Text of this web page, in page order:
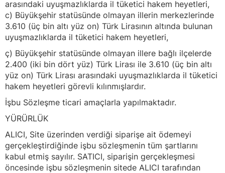
arasındaki uyuşmazlıklarda il tüketici hakem heyetleri,
c) Büyükşehir statüsünde olmayan illerin merkezlerinde
3.610 (üç bin altı yüz on) Türk Lirasının altında bulunan
uyuşmazlıklarda il tüketici hakem heyetleri,
ç) Büyükşehir statüsünde olmayan illere bağlı ilçelerde
2.400 (iki bin dört yüz) Türk Lirası ile 3.610 (üç bin altı
yüz on) Türk Lirası arasındaki uyuşmazlıklarda il tüketici
hakem heyetleri görevli kılınmışlardır.
İşbu Sözleşme ticari amaçlarla yapılmaktadır.
YÜRÜRLÜK
ALICI, Site üzerinden verdiği siparişe ait ödemeyi
gerçekleştirdiğinde işbu sözleşmenin tüm şartlarını
kabul etmiş sayılır. SATICI, siparişin gerçekleşmesi
öncesinde işbu sözleşmenin sitede ALICI tarafından